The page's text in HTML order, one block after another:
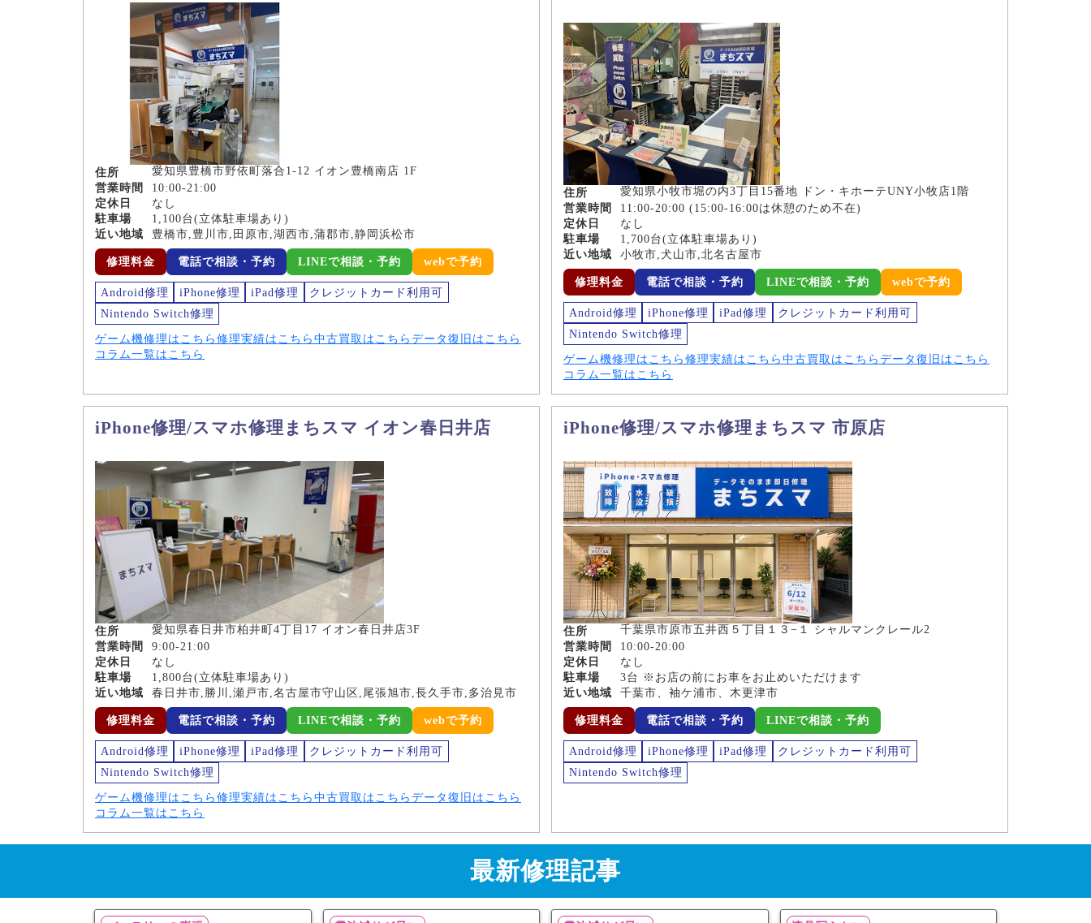
住所
愛知県豊橋市野依町落合1-12 イオン豊橋南店 1F
営業時間
10:00-21:00
定休日
なし
駐車場
1,100台(立体駐車場あり)
近い地域
豊橋市,豊川市,田原市,湖西市,蒲郡市,静岡浜松市
修理料金 電話で相談・予約 LINEで相談・予約 webで予約
Android修理 iPhone修理 iPad修理
クレジットカード利用可
Nintendo Switch修理
ゲーム機修理はこちら 修理実績はこちら 中古買取はこちら データ復旧はこちら
コラム一覧はこちら
住所
愛知県小牧市堀の内3丁目15番地 ドン・キホーテUNY小牧店1階
営業時間
11:00-20:00 (15:00-16:00は休憩のため不在)
定休日
なし
駐車場
1,700台(立体駐車場あり)
近い地域
小牧市,犬山市,北名古屋市
修理料金 電話で相談・予約 LINEで相談・予約 webで予約
Android修理 iPhone修理 iPad修理
クレジットカード利用可
Nintendo Switch修理
ゲーム機修理はこちら 修理実績はこちら 中古買取はこちら データ復旧はこちら
コラム一覧はこちら
iPhone修理/スマホ修理まちスマ イオン春日井店
住所
愛知県春日井市柏井町4丁目17 イオン春日井店3F
営業時間
9:00-21:00
定休日
なし
駐車場
1,800台(立体駐車場あり)
近い地域
春日井市,勝川,瀬戸市,名古屋市守山区,尾張旭市,長久手市,多治見市
修理料金 電話で相談・予約 LINEで相談・予約 webで予約
Android修理 iPhone修理 iPad修理
クレジットカード利用可
Nintendo Switch修理
ゲーム機修理はこちら 修理実績はこちら 中古買取はこちら データ復旧はこちら
コラム一覧はこちら
iPhone修理/スマホ修理まちスマ 市原店
住所
千葉県市原市五井西５丁目１３−１ シャルマンクレール2
営業時間
10:00-20:00
定休日
なし
駐車場
3台 ※お店の前にお車をお止めいただけます
近い地域
千葉市、袖ケ浦市、木更津市
修理料金 電話で相談・予約 LINEで相談・予約
Android修理 iPhone修理 iPad修理
クレジットカード利用可
Nintendo Switch修理
最新修理記事